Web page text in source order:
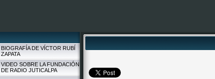
BIOGRAFÍA DE VÍCTOR RUBÍ
ZAPATA
VIDEO SOBRE LA FUNDACIÓN
DE RADIO JUTICALPA